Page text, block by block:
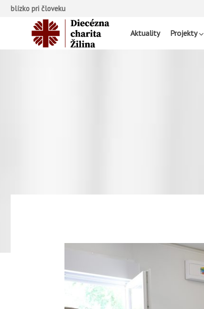
blízko pri človeku
Aktuality Projekty